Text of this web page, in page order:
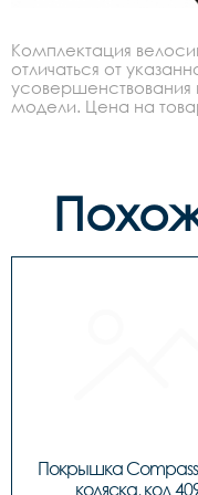
Комплектация
отличаться от
усовершенствования
модели. Цена на
Покрышка Compass
коляска, код